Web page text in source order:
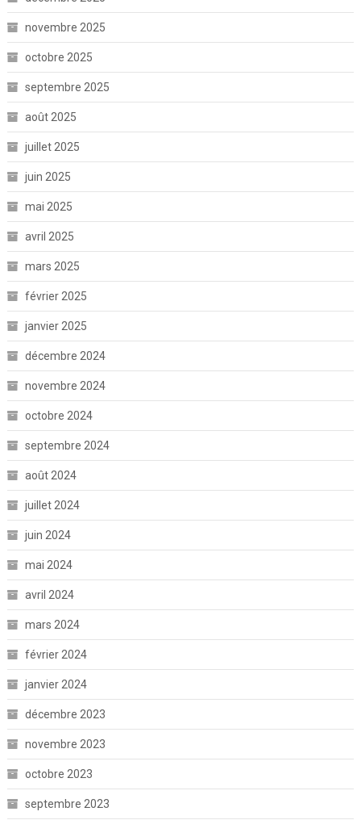
novembre 2025
octobre 2025
septembre 2025
août 2025
juillet 2025
juin 2025
mai 2025
avril 2025
mars 2025
février 2025
janvier 2025
décembre 2024
novembre 2024
octobre 2024
septembre 2024
août 2024
juillet 2024
juin 2024
mai 2024
avril 2024
mars 2024
février 2024
janvier 2024
décembre 2023
novembre 2023
octobre 2023
septembre 2023